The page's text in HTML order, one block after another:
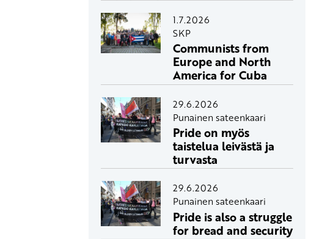
1.7.2026
SKP
Communists from
Europe and North
America for Cuba
29.6.2026
Punainen sateenkaari
Pride on myös
taistelua leivästä ja
turvasta
29.6.2026
Punainen sateenkaari
Pride is also a struggle
for bread and security